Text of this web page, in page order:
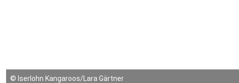
© Iserlohn Kangaroos/Lara Gärtner